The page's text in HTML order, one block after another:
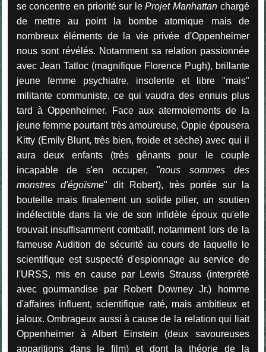
se concentre en priorité sur leProjet Manhattan chargé
de mettre au point la bombe atomique mais de
nombreux éléments de la vie privée d'Oppenheimer
nous sont révélés. Notamment sa relation passionnée
avec Jean Tatloc (magnifique Florence Pugh), brillante
jeune femme psychiatre, insolente et libre "mais"
militante communiste, ce qui vaudra des ennuis plus
tard à Oppenheimer. Face aux atermoiements de la
jeune femme pourtant très amoureuse, Oppie épousera
Kitty (Emily Blunt, très bien, froide et sèche) avec qui il
aura deux enfants (très gênants pour le couple
incapable de s'en occuper, "nous sommes des
monstres d'égoïsme" dit Robert), très portée sur la
bouteille mais finalement un solide pilier, un soutien
indéfectible dans la vie de son infidèle époux qu'elle
trouvait insuffisamment combatif, notamment lors de la
fameuse Audition de sécurité au cours de laquelle le
scientifique est suspecté d'espionnage au service de
l'URSS, mis en cause par Lewis Strauss (interprété
avec gourmandise par Robert Downey Jr.) homme
d'affaires influent, scientifique raté, mais ambitieux et
jaloux. Ombrageux aussi à cause de la relation qui liait
Oppenheimer à Albert Einstein (deux savoureuses
apparitions dans le film) et dont la théorie de la